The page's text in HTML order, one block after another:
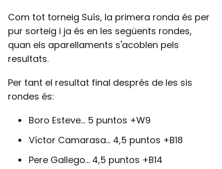
Com tot torneig Suís, la primera ronda és per
pur sorteig i ja és en les següents rondes,
quan els aparellaments s'acoblen pels
resultats.
Per tant el resultat final després de les sis
rondes és:
Boro Esteve… 5 puntos +W9
Víctor Camarasa… 4,5 puntos +B18
Pere Gallego… 4,5 puntos +B14